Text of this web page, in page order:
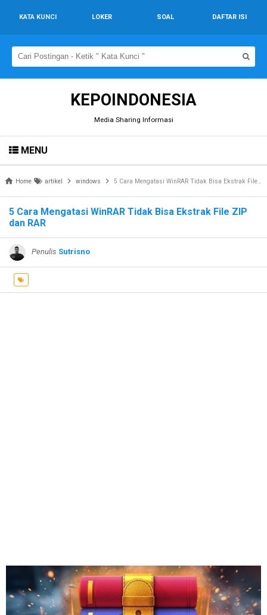
KATA KUNCI LOKER SOAL DAFTAR ISI
KEPOINDONESIA
Media Sharing Informasi
MENU
Home artikel windows 5 Cara Mengatasi WinRAR Tidak Bisa Ekstrak File ZIP dan RAR
5 Cara Mengatasi WinRAR Tidak Bisa Ekstrak File ZIP
dan RAR
Penulis Sutrisno